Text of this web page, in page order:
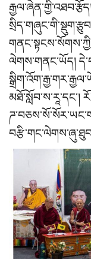
ལེགས་གནང་ཡོད།
མཐོ་སློབ་ས་རཱ་དང་།